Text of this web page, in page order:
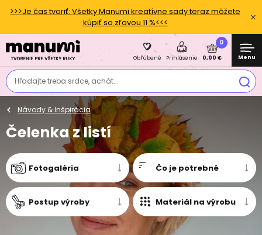
>>>Je čas tvoriť: Všetky Manumi kreatívne sady teraz môžete
kúpiť so zľavou 11 %<<<
Hľadajte treba srdce, achát...
Obľúbené Prihlásenie
0
0,00 € Menu
Návody & Inšpirácia
Čelenka z listí
Fotogaléria Čo je potrebné
Postup výroby Materiál na výrobu